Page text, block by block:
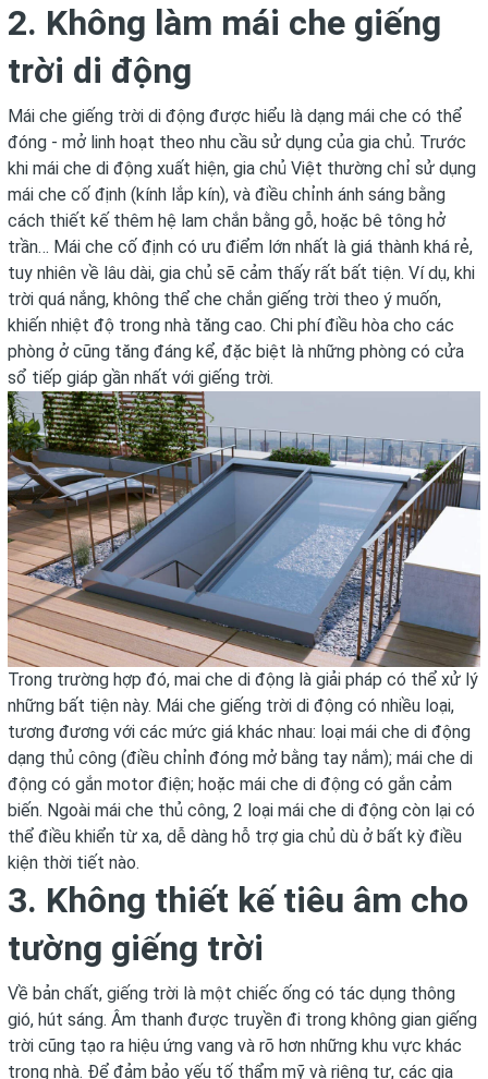
2. Không làm mái che giếng
trời di động
Mái che giếng trời di động được hiểu là dạng mái che có thể
đóng - mở linh hoạt theo nhu cầu sử dụng của gia chủ. Trước
khi mái che di động xuất hiện, gia chủ Việt thường chỉ sử dụng
mái che cố định (kính lắp kín), và điều chỉnh ánh sáng bằng
cách thiết kế thêm hệ lam chắn bằng gỗ, hoặc bê tông hở
trần… Mái che cố định có ưu điểm lớn nhất là giá thành khá rẻ,
tuy nhiên về lâu dài, gia chủ sẽ cảm thấy rất bất tiện. Ví dụ, khi
trời quá nắng, không thể che chắn giếng trời theo ý muốn,
khiến nhiệt độ trong nhà tăng cao. Chi phí điều hòa cho các
phòng ở cũng tăng đáng kể, đặc biệt là những phòng có cửa
sổ tiếp giáp gần nhất với giếng trời.
Trong trường hợp đó, mai che di động là giải pháp có thể xử lý
những bất tiện này. Mái che giếng trời di động có nhiều loại,
tương đương với các mức giá khác nhau: loại mái che di động
dạng thủ công (điều chỉnh đóng mở bằng tay nắm); mái che di
động có gắn motor điện; hoặc mái che di động có gắn cảm
biến. Ngoài mái che thủ công, 2 loại mái che di động còn lại có
thể điều khiển từ xa, dễ dàng hỗ trợ gia chủ dù ở bất kỳ điều
kiện thời tiết nào.
3. Không thiết kế tiêu âm cho
tường giếng trời
Về bản chất, giếng trời là một chiếc ống có tác dụng thông
gió, hút sáng. Âm thanh được truyền đi trong không gian giếng
trời cũng tạo ra hiệu ứng vang và rõ hơn những khu vực khác
trong nhà. Để đảm bảo yếu tố thẩm mỹ và riêng tư, các gia